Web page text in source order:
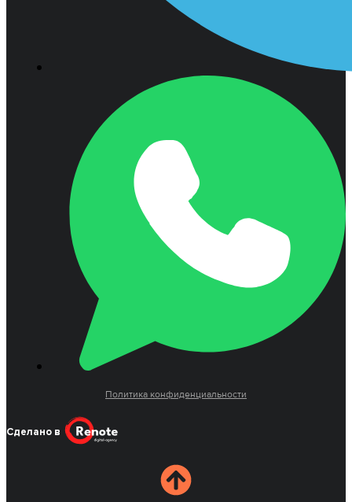
Политика конфиденциальности
Сделано в